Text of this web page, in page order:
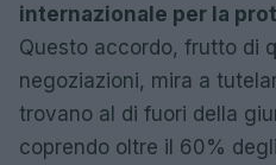
internazionale per la
Questo accordo, frutto di
negoziazioni, mira a
trovano al di fuori della
coprendo oltre il 60%